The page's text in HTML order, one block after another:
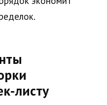
листу